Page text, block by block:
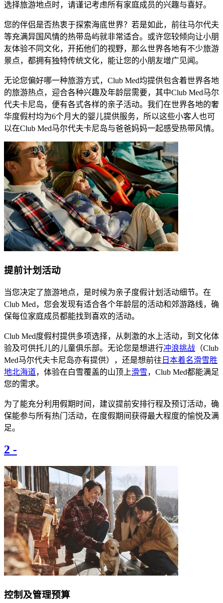
选择旅游地点时，请谨记考虑所有家庭成员的兴趣与喜好。​
​​您的伴侣是否热衷于探索海底世界？若是如此，前往马尔代夫
等充满异国风情的热带岛屿就非常适合。或许您较倾向让小朋
友体验不同文化，​开拓他们的视野​，那么世界各地有不少旅游
景点，都拥有独特传统文化，能让您的小朋友增广见闻。​
​​无论您偏好哪一种旅游方式，Club Med均提供包含着世界各地
的旅游热点，迎合各种兴趣及年龄层需要，其中​Club Med马尔
代夫卡尼岛​，便有各式各样的亲子活动。我们在世界各地的奢
华度假村均为6个月大的婴儿提供服务，所以这些小客人也可
以在​Club Med马尔代夫卡尼岛​与爸爸妈妈一起感受热带风情。​
提前计划活动
​​当您决定了旅游地点，是时候为亲子度假计划活动细节。在
Club Med，您会发现有适合各个年龄层的活动和郊游路线，确
保每位家庭成员都能找到喜欢的活动。​
​​Club Med度假村提供多项选择，从刺激的水上活动，到文化体
验及可供托儿的儿童俱乐部。无论您是想进行​冲浪挑战​ （Club
Med马尔代夫卡尼岛亦有提供），还是想前往​ 日本着名滑雪胜
地北海道​，体验在白雪覆盖的山顶上​滑雪​，Club Med都能满足
您的需求。​
​​为了能充分利用假期时间，建议提前安排行程及预订活动，确
保能参与所有热门活动，在度假期间获得最大程度的愉悦及满
足。​
2 -
控制及管理预算